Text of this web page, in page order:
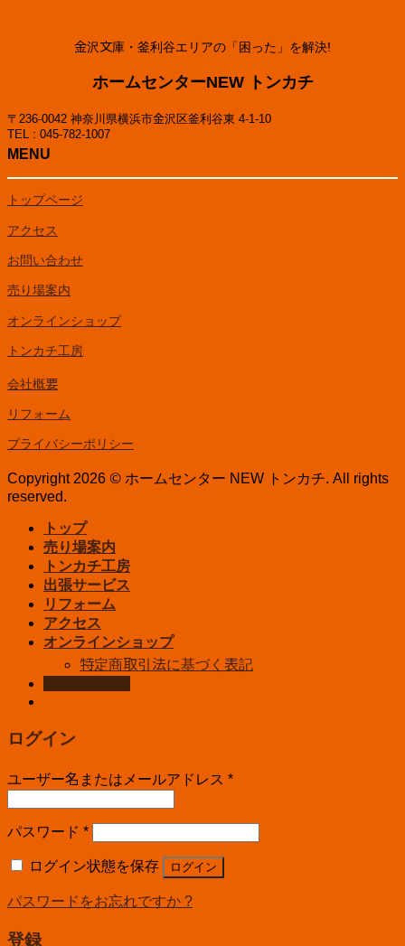
金沢文庫・釜利谷エリアの「困った」を解決!
ホームセンターNEW トンカチ
〒236-0042 神奈川県横浜市金沢区釜利谷東 4-1-10
TEL : 045-782-1007
MENU
トップページ
アクセス
お問い合わせ
売り場案内
オンラインショップ
トンカチ工房
会社概要
リフォーム
プライバシーポリシー
Copyright 2026 © ホームセンター NEW トンカチ. All rights
reserved.
トップ
売り場案内
トンカチ工房
出張サービス
リフォーム
アクセス
オンラインショップ
特定商取引法に基づく表記
ログイン
ユーザー名またはメールアドレス *
パスワード *
ログイン状態を保存 ログイン
パスワードをお忘れですか ?
登録